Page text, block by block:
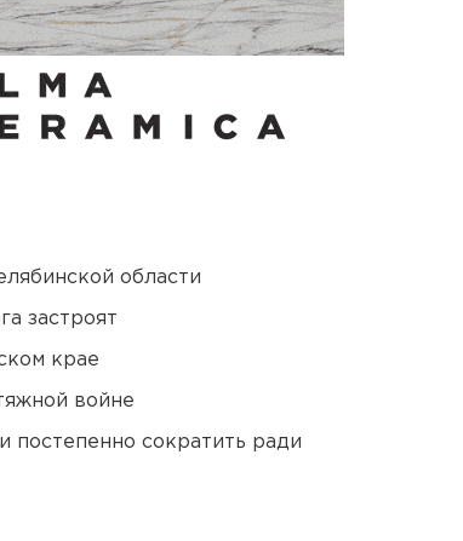
области
застроят
крае
войне
постепенно сократить ради